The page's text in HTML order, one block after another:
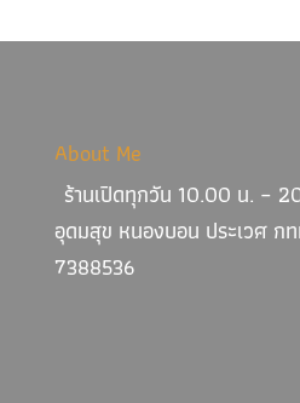
About Me
ร้านเปิดทุกวัน 10.00 น. –
อุดมสุข หนองบอน ประเวศ ก
7388536